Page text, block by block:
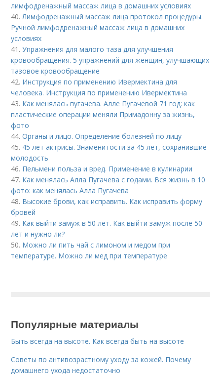
лимфодренажный массаж лица в домашних условиях
40. Лимфодренажный массаж лица протокол процедуры.
Ручной лимфодренажный массаж лица в домашних
условиях
41.Упражнения для малого таза для улучшения
кровообращения. 5 упражнений для женщин, улучшающих
тазовое кровообращение
42. Инструкция по применению Ивермектина для
человека. Инструкция по применению Ивермектина
43. Как менялась пугачева. Алле Пугачевой 71 год: как
пластические операции меняли Примадонну за жизнь,
фото
44.Органы и лицо. Определение болезней по лицу
45. 45 лет актрисы. Знаменитости за 45 лет, сохранившие
молодость
46. Пельмени польза и вред. Применение в кулинарии
47. Как менялась Алла Пугачева с годами. Вся жизнь в 10
фото: как менялась Алла Пугачева
48. Высокие брови, как исправить. Как исправить форму
бровей
49. Как выйти замуж в 50 лет. Как выйти замуж после 50
лет и нужно ли?
50. Можно ли пить чай с лимоном и медом при
температуре. Можно ли мед при температуре
Популярные материалы
Быть всегда на высоте. Как всегда быть на высоте
Советы по антивозрастному уходу за кожей. Почему
домашнего ухода недостаточно